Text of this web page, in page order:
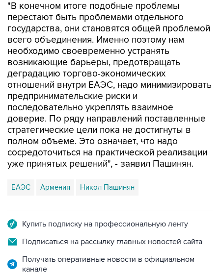
"В конечном итоге подобные проблемы
перестают быть проблемами отдельного
государства, они становятся общей проблемой
всего объединения. Именно поэтому нам
необходимо своевременно устранять
возникающие барьеры, предотвращать
деградацию торгово-экономических
отношений внутри ЕАЭС, надо минимизировать
предпринимательские риски и
последовательно укреплять взаимное
доверие. По ряду направлений поставленные
стратегические цели пока не достигнуты в
полном объеме. Это означает, что надо
сосредоточиться на практической реализации
уже принятых решений", - заявил Пашинян.
ЕАЭС Армения Никол Пашинян
Купить подписку на профессиональную ленту
Подписаться на рассылку главных новостей сайта
Получать оперативные новости в официальном
канале